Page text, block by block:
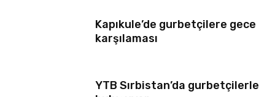
Kapıkule’de gurbetçilere gece
karşılaması
YTB Sırbistan’da gurbetçilerle